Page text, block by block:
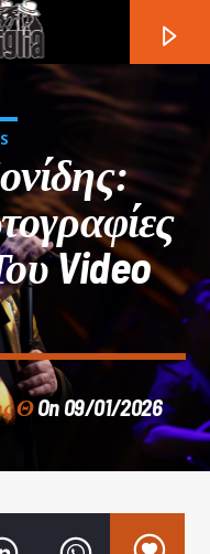
Video
ΘOn 09/01/2026